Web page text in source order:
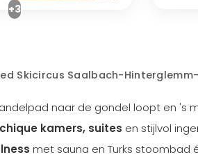
+3
Skicircus Saalbach-
naar de gondel loopt en 's
chique kamers, suites en stijlvol
met sauna en Turks stoombad